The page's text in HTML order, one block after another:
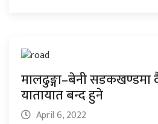
मालढुङ्गा–बेनी सडकखण्डमा
यातायात बन्द हुने
April 6, 2022